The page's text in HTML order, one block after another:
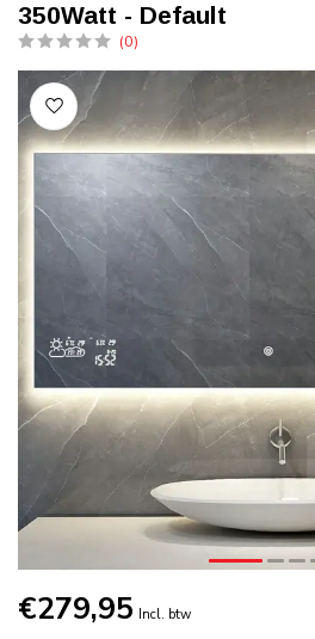
350Watt - Default
(0)
€279,95 Incl. btw